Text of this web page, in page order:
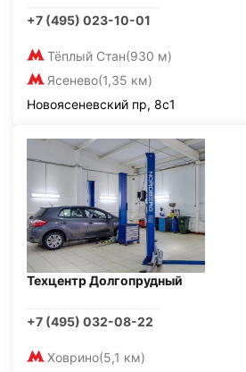
+7 (495) 023-10-01
Тёплый Стан(930 м)
Ясенево(1,35 км)
Новоясеневский пр, 8с1
Техцентр Долгопрудный
+7 (495) 032-08-22
Ховрино(5,1 км)